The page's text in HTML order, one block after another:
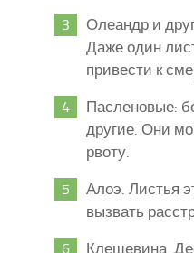
Олеандр и
Даже один
привести к
Пасленовые:
другие. Они
рвоту.
Алоэ. Листья
вызвать
Клещевина.